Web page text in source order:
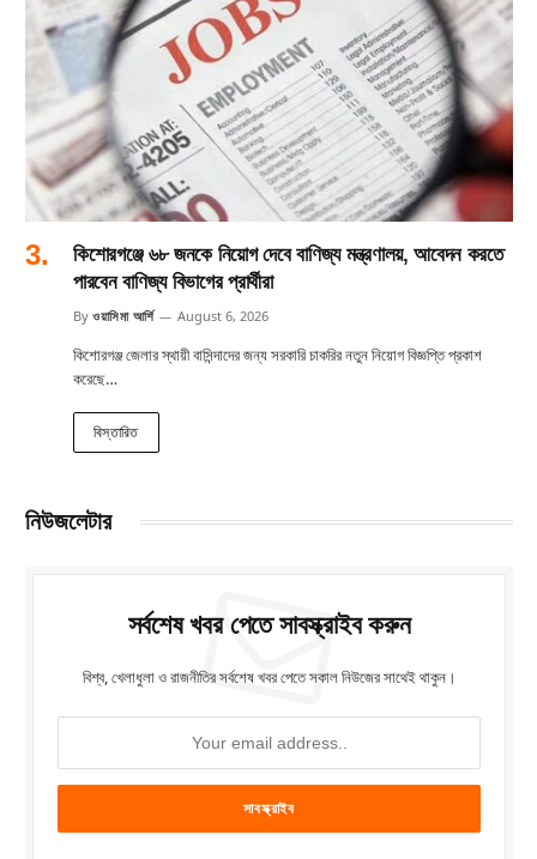
কিশোরগঞ্জে ৬৮ জনকে নিয়োগ দেবে বাণিজ্য মন্ত্রণালয়, আবেদন করতে
পারবেন বাণিজ্য বিভাগের প্রার্থীরা
By ওয়াসিমা আর্শি August 6, 2026
কিশোরগঞ্জ জেলার স্থায়ী বাসিন্দাদের জন্য সরকারি চাকরির নতুন নিয়োগ বিজ্ঞপ্তি প্রকাশ
করেছে…
বিস্তারিত
নিউজলেটার
সর্বশেষ খবর পেতে সাবস্ক্রাইব করুন
বিশ্ব, খেলাধুলা ও রাজনীতির সর্বশেষ খবর পেতে সকাল নিউজের সাথেই থাকুন।